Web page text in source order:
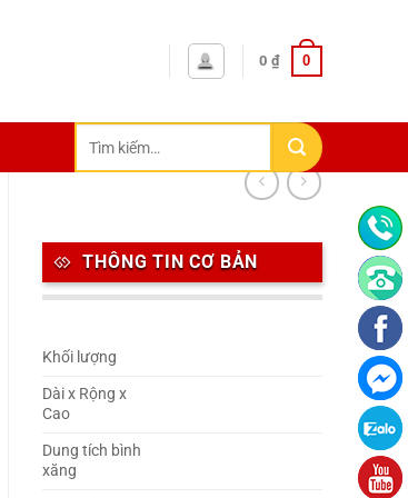
0 ₫ 0
kiếm:
THÔNG TIN CƠ BẢN
Khối lượng
Dài x Rộng x
Cao
Dung tích bình
xăng